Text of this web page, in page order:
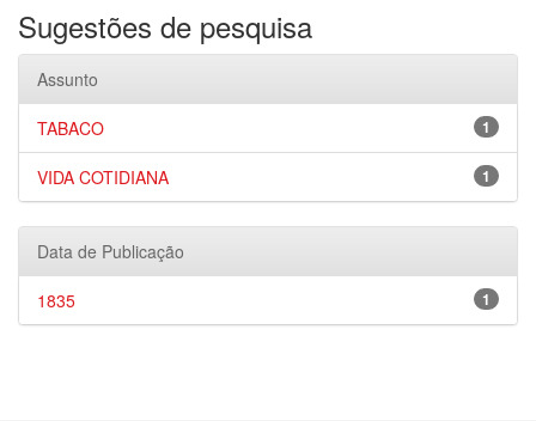
Sugestões de pesquisa
Assunto
1
TABACO
1
VIDA COTIDIANA
Data de Publicação
1
1835